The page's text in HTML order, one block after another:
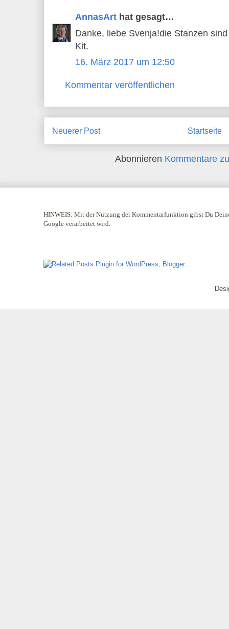
AnnasArt hat gesagt…
Danke, liebe Svenja!die Stanzen
Kit.
16. März 2017 um 12:50
Kommentar veröffentlichen
Neuerer Post Startseite
Abonnieren Kommentare
HINWEIS: Mit der Nutzung der Kommentarfunktion gibst Du
Google verarbeitet wird.